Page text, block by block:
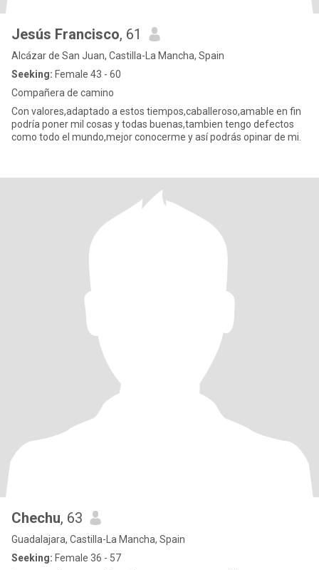
Jesús Francisco, 61
Alcázar de San Juan, Castilla-La Mancha, Spain
Seeking: Female 43 - 60
Compañera de camino
Con valores,adaptado a estos tiempos,caballeroso,amable en fin
podría poner mil cosas y todas buenas,tambien tengo defectos
como todo el mundo,mejor conocerme y así podrás opinar de mi.
Chechu, 63
Guadalajara, Castilla-La Mancha, Spain
Seeking: Female 36 - 57